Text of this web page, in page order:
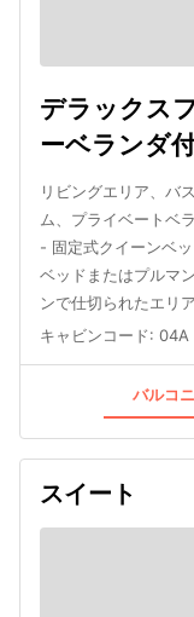
デラックス
ーベランダ
リビングエリア、バ
ム、プライベートベ
- 固定式クイーンベ
ベッドまたはプルマ
ンで仕切られたエリア
キャビンコード: 04A
バルコ
スイート